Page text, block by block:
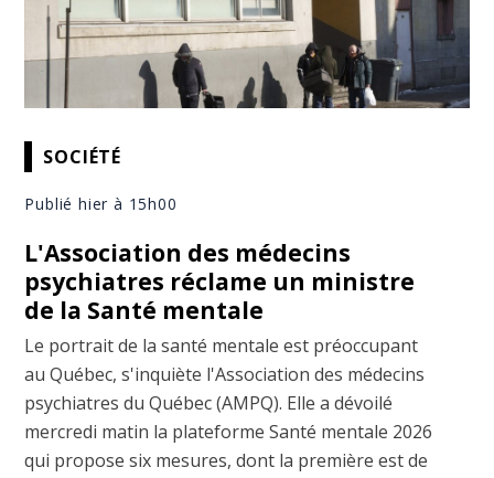
SOCIÉTÉ
Publié hier à 15h00
L'Association des médecins
psychiatres réclame un ministre
de la Santé mentale
Le portrait de la santé mentale est préoccupant
au Québec, s'inquiète l'Association des médecins
psychiatres du Québec (AMPQ). Elle a dévoilé
mercredi matin la plateforme Santé mentale 2026
qui propose six mesures, dont la première est de